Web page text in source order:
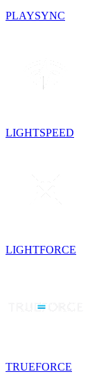
PLAYSYNC
LIGHTSPEED
LIGHTFORCE
TRUEFORCE